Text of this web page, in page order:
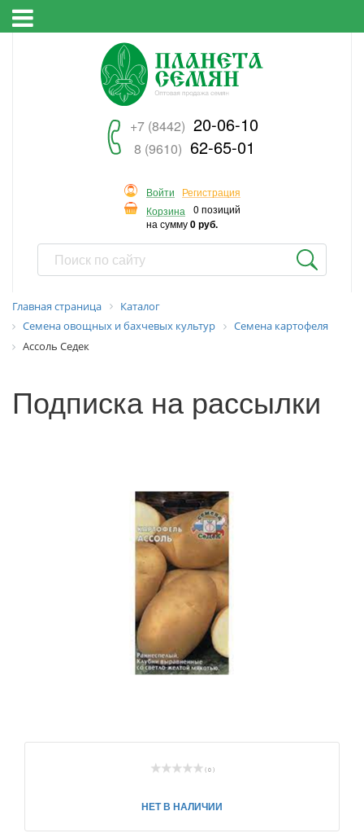
+7 (8442) 20-06-10
8 (9610) 62-65-01
Войти
Регистрация
Корзина
0 позиций
на сумму0 руб.
Главная страница
Каталог
Семена овощных и бахчевых культур
Семена картофеля
Ассоль Седек
Подписка на рассылки
( 0 )
НЕТ В НАЛИЧИИ